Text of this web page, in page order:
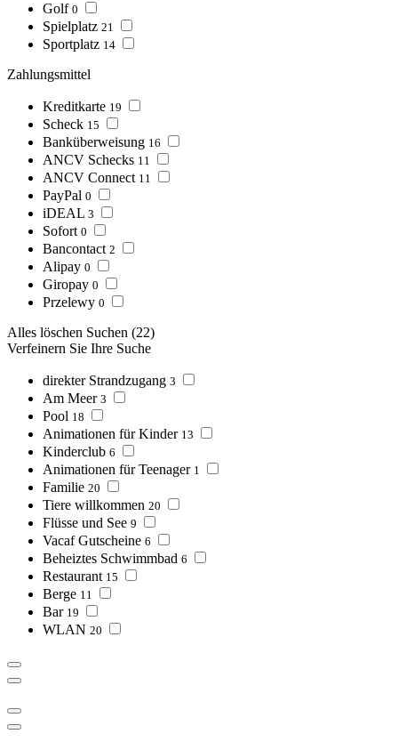
Golf 0
Spielplatz 21
Sportplatz 14
Zahlungsmittel
Kreditkarte 19
Scheck 15
Banküberweisung 16
ANCV Schecks 11
ANCV Connect 11
PayPal 0
iDEAL 3
Sofort 0
Bancontact 2
Alipay 0
Giropay 0
Przelewy 0
Alles löschen Suchen (22)
Verfeinern Sie Ihre Suche
direkter Strandzugang 3
Am Meer 3
Pool 18
Animationen für Kinder 13
Kinderclub 6
Animationen für Teenager 1
Familie 20
Tiere willkommen 20
Flüsse und See 9
Vacaf Gutscheine 6
Beheiztes Schwimmbad 6
Restaurant 15
Berge 11
Bar 19
WLAN 20